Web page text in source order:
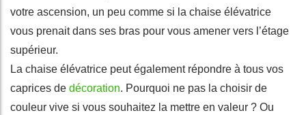
votre ascension, un peu comme si la chaise élévatrice
vous prenait dans ses bras pour vous amener vers l’étage
supérieur.
La chaise élévatrice peut également répondre à tous vos
caprices de décoration. Pourquoi ne pas la choisir de
couleur vive si vous souhaitez la mettre en valeur ? Ou